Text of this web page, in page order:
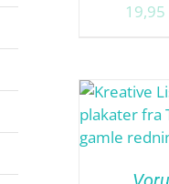
19,95